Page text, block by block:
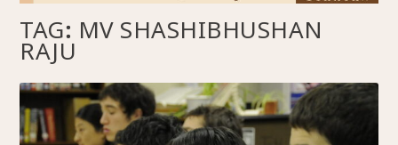
TAG:MV SHASHIBHUSHAN
RAJU